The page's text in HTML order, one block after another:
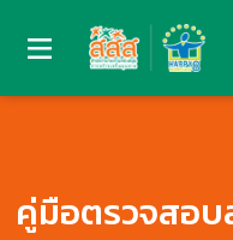
คู่มือตรวจสอบ